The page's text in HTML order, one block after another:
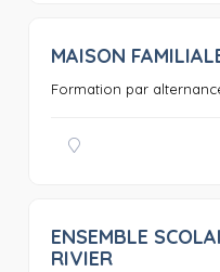
MAISON
Formation par alternance
ENSEMBLE
RIVIER